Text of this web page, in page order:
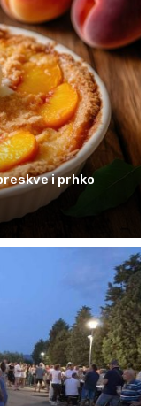
i prhko